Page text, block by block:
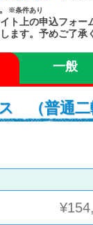
※条件あり
ト上の申込フォー
ます。予めご了承
一般
（普通二